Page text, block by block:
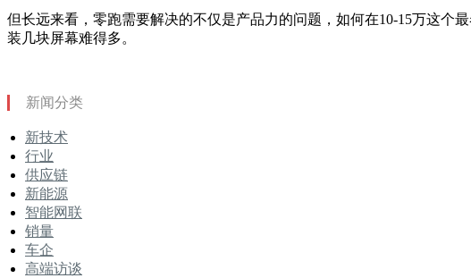
但长远来看，零跑需要解决的不仅是产品力的问题，如何在10-15万这个
装几块屏幕难得多。
新闻分类
新技术
行业
供应链
新能源
智能网联
销量
车企
高端访谈